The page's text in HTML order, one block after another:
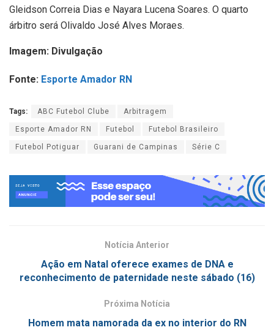
Gleidson Correia Dias e Nayara Lucena Soares. O quarto
árbitro será Olivaldo José Alves Moraes.
Imagem: Divulgação
Fonte: Esporte Amador RN
Tags: ABC Futebol Clube Arbitragem
Esporte Amador RN Futebol Futebol Brasileiro
Futebol Potiguar Guarani de Campinas Série C
Notícia Anterior
Ação em Natal oferece exames de DNA e
reconhecimento de paternidade neste sábado (16)
Próxima Notícia
Homem mata namorada da ex no interior do RN